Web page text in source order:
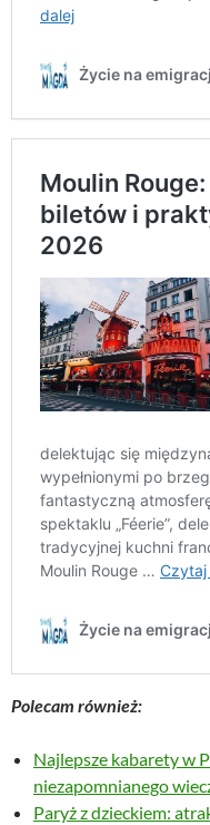
Polecam również:
Najlepsze kabarety w
niezapomnianego
Paryż z dzieckiem: